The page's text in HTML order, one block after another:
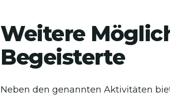
Weitere
Begeisterte
Neben den genannten Aktivitäten